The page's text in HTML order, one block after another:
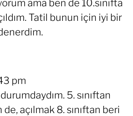
ama ben de 10.sınıfta
Tatil bunun için iyi bir
pm
5. sınıftan
de, açılmak 8. sınıftan beri